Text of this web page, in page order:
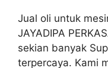
Jual oli untuk
JAYADIPA
sekian banyak
terpercaya. Kami